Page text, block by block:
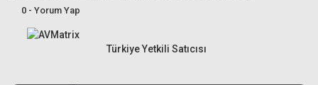
Canon R6 Mark III
0 - Yorum Yap
Türkiye Yetkili Satıcısı